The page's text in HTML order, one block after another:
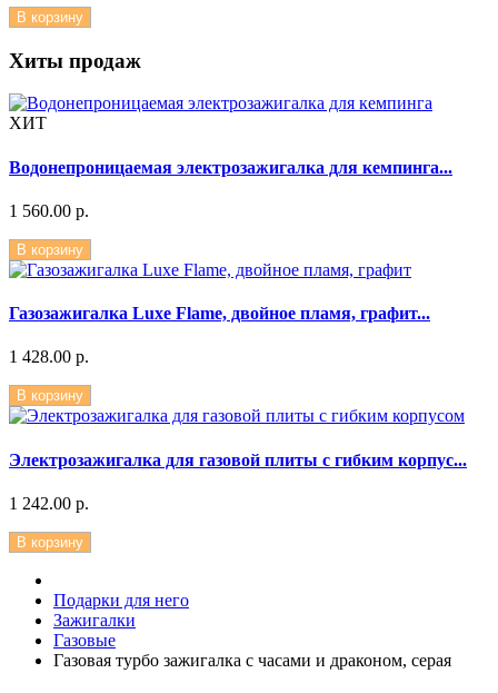
В корзину
Хиты продаж
ХИТ
Водонепроницаемая электрозажигалка для кемпинга...
1 560.00 р.
В корзину
Газозажигалка Luxe Flame, двойное пламя, графит...
1 428.00 р.
В корзину
Электрозажигалка для газовой плиты с гибким корпус...
1 242.00 р.
В корзину
Подарки для него
Зажигалки
Газовые
Газовая турбо зажигалка с часами и драконом, серая